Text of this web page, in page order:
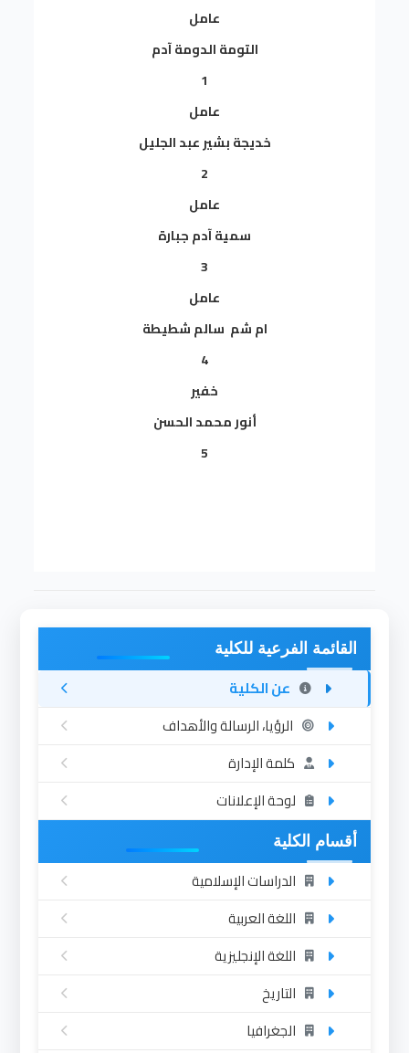
عامل
التومة الدومة آدم
1
عامل
خديجة بشير عبد الجليل
2
عامل
سمية آدم جبارة
3
عامل
ام شم سالم شطيطة
4
خفير
أنور محمد الحسن
5
القائمة الفرعية للكلية
عن الكلية
الرؤيا، الرسالة والأهداف
كلمة الإدارة
لوحة الإعلانات
أقسام الكلية
الدراسات الإسلامية
اللغة العربية
اللغة الإنجليزية
التاريخ
الجغرافيا